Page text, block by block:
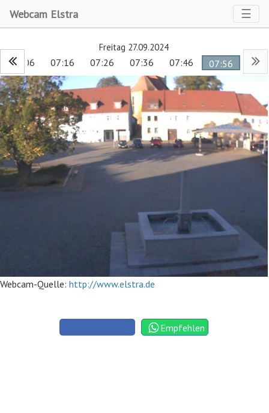
Webcam Elstra ☰
Freitag 27.09.2024
07:06 07:16 07:26 07:36 07:46 07:56
Webcam-Quelle: http://www.elstra.de
Empfehlen